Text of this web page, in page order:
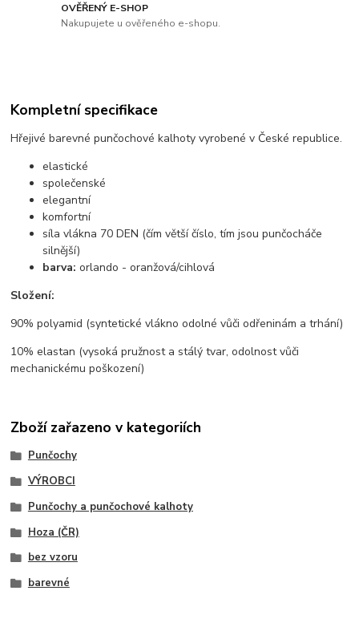
OVĚŘENÝ E-SHOP
Nakupujete u ověřeného e-shopu.
Kompletní specifikace
Hřejivé barevné punčochové kalhoty vyrobené v České republice.
elastické
společenské
elegantní
komfortní
síla vlákna 70 DEN (čím větší číslo, tím jsou punčocháče
silnější)
barva: orlando - oranžová/cihlová
Složení:
90% polyamid (syntetické vlákno odolné vůči odřeninám a trhání)
10% elastan (vysoká pružnost a stálý tvar, odolnost vůči
mechanickému poškození)
Zboží zařazeno v kategoriích
Punčochy
VÝROBCI
Punčochy a punčochové kalhoty
Hoza (ČR)
bez vzoru
barevné